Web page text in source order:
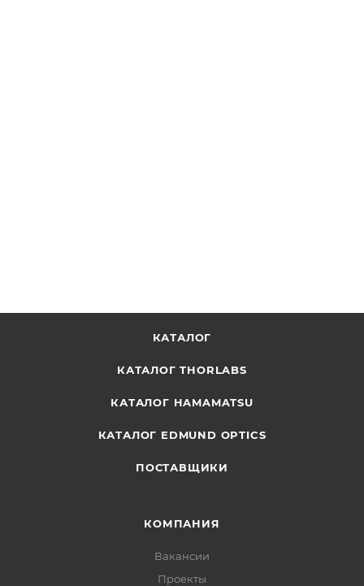
КАТАЛОГ
КАТАЛОГ THORLABS
КАТАЛОГ HAMAMATSU
КАТАЛОГ EDMUND OPTICS
ПОСТАВЩИКИ
КОМПАНИЯ
Вакансии
Проекты